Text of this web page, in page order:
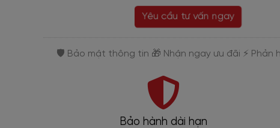
Yêu cầu tư vấn ngay
Bảo hành dài hạn